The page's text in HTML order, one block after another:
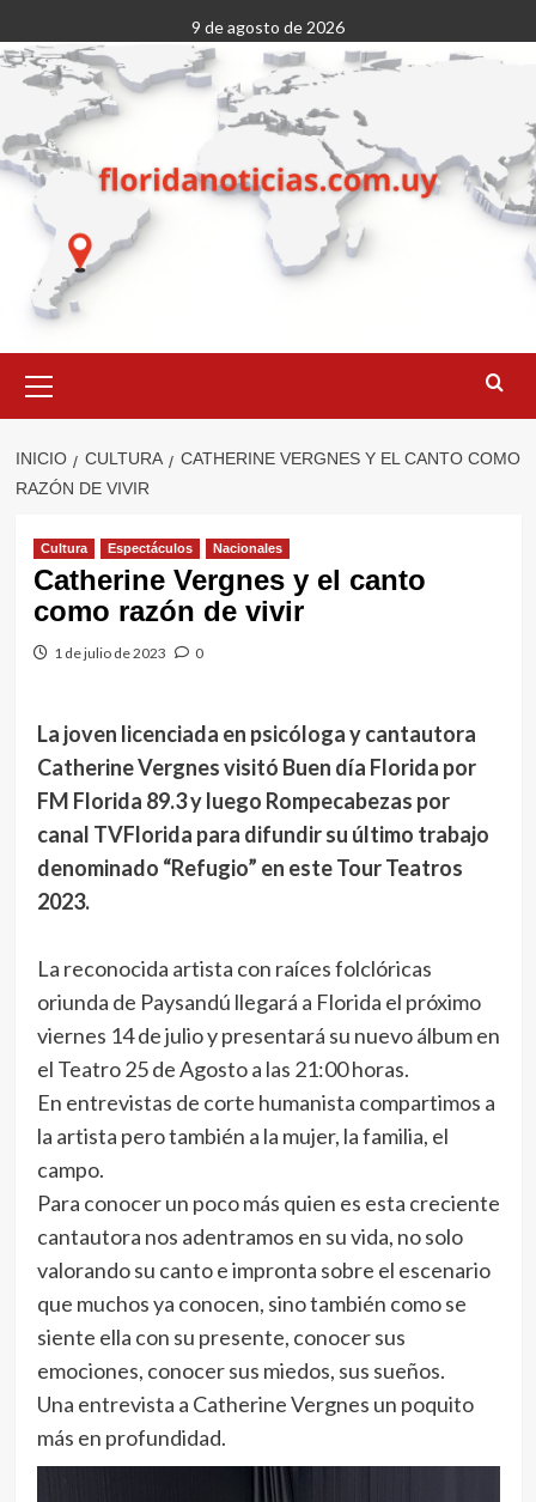
al
contenido
9 de agosto de 2026
primario
INICIO CULTURA
CATHERINE VERGNES Y EL CANTO COMO
RAZÓN DE VIVIR
Cultura Espectáculos Nacionales
Catherine Vergnes y el canto
como razón de vivir
1 de julio de 2023 0
La joven licenciada en psicóloga y cantautora
Catherine Vergnes visitó Buen día Florida por
FM Florida 89.3 y luego Rompecabezas por
canal TVFlorida para difundir su último trabajo
denominado “Refugio” en este Tour Teatros
2023.
La reconocida artista con raíces folclóricas
oriunda de Paysandú llegará a Florida el próximo
viernes 14 de julio y presentará su nuevo álbum en
el Teatro 25 de Agosto a las 21:00 horas.
En entrevistas de corte humanista compartimos a
la artista pero también a la mujer, la familia, el
campo.
Para conocer un poco más quien es esta creciente
cantautora nos adentramos en su vida, no solo
valorando su canto e impronta sobre el escenario
que muchos ya conocen, sino también como se
siente ella con su presente, conocer sus
emociones, conocer sus miedos, sus sueños.
Una entrevista a Catherine Vergnes un poquito
más en profundidad.